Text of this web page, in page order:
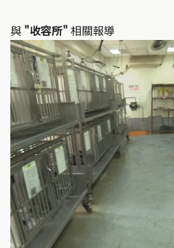
與 "收容所" 相關報導